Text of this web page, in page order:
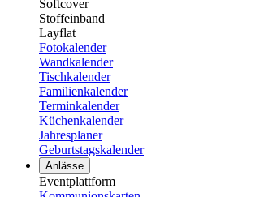
Softcover
Stoffeinband
Layflat
Fotokalender
Wandkalender
Tischkalender
Familienkalender
Terminkalender
Küchenkalender
Jahresplaner
Geburtstagskalender
Anlässe
Eventplattform